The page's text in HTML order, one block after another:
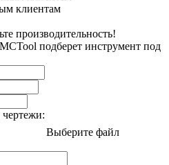
клиентам
производительность!
подберет инструмент под
чертежи:
Выберите файл